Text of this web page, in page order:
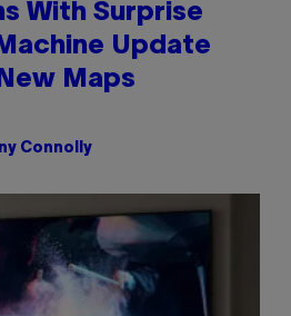
With Surprise
Update
Maps
Connolly